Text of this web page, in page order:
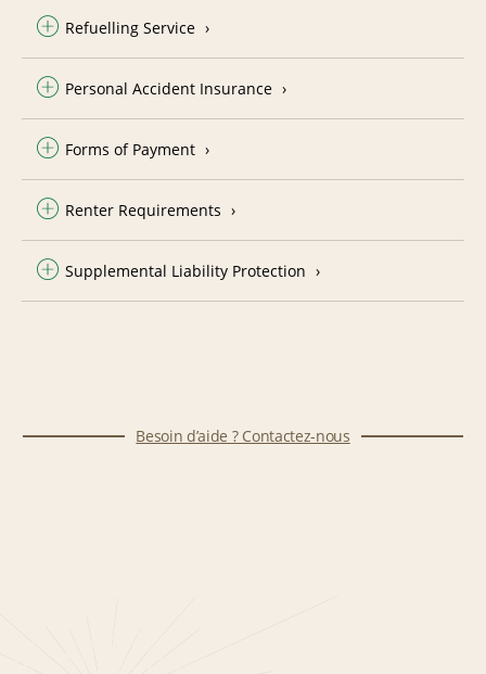
Refuelling Service
Personal Accident Insurance
Forms of Payment
Renter Requirements
Supplemental Liability Protection
Besoin d’aide ? Contactez-nous